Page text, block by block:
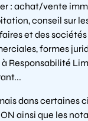
: achat/vente
conseil sur
et des
formes
Responsabilité
dans certaines
ainsi que les